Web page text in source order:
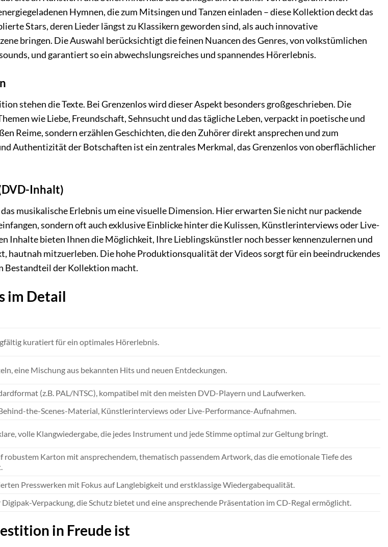
Hymnen, die zum Mitsingen und Tanzen einladen – diese Kollektion deckt das
Stars, deren Lieder längst zu Klassikern geworden sind, als auch innovative
bringen. Die Auswahl berücksichtigt die feinen Nuancen des Genres, von volkstümlichen
und garantiert so ein abwechslungsreiches und spannendes Hörerlebnis.
stehen die Texte. Bei Grenzenlos wird dieser Aspekt besonders großgeschrieben. Die
wie Liebe, Freundschaft, Sehnsucht und das tägliche Leben, verpackt in poetische und
Reime, sondern erzählen Geschichten, die den Zuhörer direkt ansprechen und zum
Authentizität der Botschaften ist ein zentrales Merkmal, das Grenzenlos von oberflächlicher
Inhalt)
musikalische Erlebnis um eine visuelle Dimension. Hier erwarten Sie nicht nur packende
sondern oft auch exklusive Einblicke hinter die Kulissen, Künstlerinterviews oder Live-
Inhalte bieten Ihnen die Möglichkeit, Ihre Lieblingskünstler noch besser kennenzulernen und
hautnah mitzuerleben. Die hohe Produktionsqualität der Videos sorgt für ein beeindruckendes
Bestandteil der Kollektion macht.
im Detail
kuratiert für ein optimales Hörerlebnis.
eine Mischung aus bekannten Hits und neuen Entdeckungen.
(z.B. PAL/NTSC), kompatibel mit den meisten DVD-Playern und Laufwerken.
the-Scenes-Material, Künstlerinterviews oder Live-Performance-Aufnahmen.
volle Klangwiedergabe, die jedes Instrument und jede Stimme optimal zur Geltung bringt.
robustem Karton mit ansprechendem, thematisch passendem Artwork, das die emotionale Tiefe des
Presswerken mit Fokus auf Langlebigkeit und erstklassige Wiedergabequalität.
Digipak-Verpackung, die Schutz bietet und eine ansprechende Präsentation im CD-Regal ermöglicht.
in Freude ist